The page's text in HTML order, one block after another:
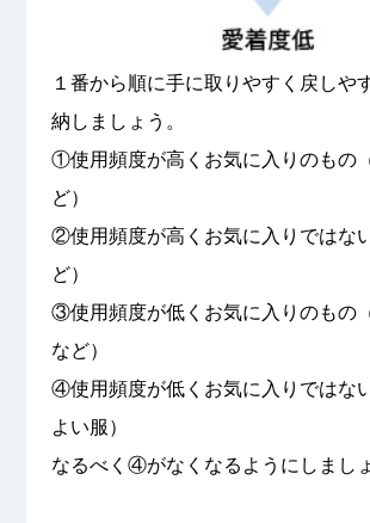
１番から順に手に取りやすく戻しや
納しましょう。
①使用頻度が高くお気に入りのもの
ど）
②使用頻度が高くお気に入りではな
ど）
③使用頻度が低くお気に入りのもの
など）
④使用頻度が低くお気に入りではな
よい服）
なるべく④がなくなるようにしまし